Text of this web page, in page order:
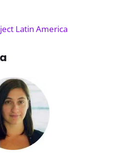
Latin America